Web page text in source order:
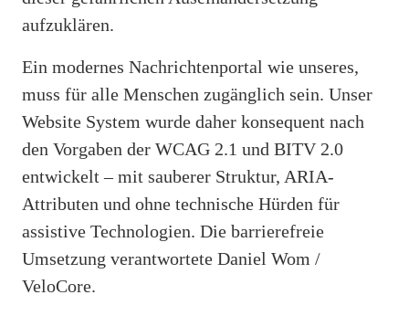
aufzuklären.
Ein modernes Nachrichtenportal wie unseres,
muss für alle Menschen zugänglich sein. Unser
Website System wurde daher konsequent nach
den Vorgaben der WCAG 2.1 und BITV 2.0
entwickelt – mit sauberer Struktur, ARIA-
Attributen und ohne technische Hürden für
assistive Technologien. Die barrierefreie
Umsetzung verantwortete Daniel Wom /
VeloCore.